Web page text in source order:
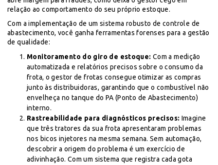
relação ao comportamento do seu próprio estoque.
Com a implementação de um sistema robusto de controle de
abastecimento, você ganha ferramentas forenses para a gestão
de qualidade:
Monitoramento do giro de estoque: Com a medição
automatizada e relatórios precisos sobre o consumo da
frota, o gestor de frotas consegue otimizar as compras
junto às distribuidoras, garantindo que o combustível não
envelheça no tanque do PA (Ponto de Abastecimento)
interno.
Rastreabilidade para diagnósticos precisos: Imagine
que três tratores da sua frota apresentaram problemas
nos bicos injetores na mesma semana. Sem automação,
descobrir a origem do problema é um exercício de
adivinhação. Com um sistema que registra cada gota